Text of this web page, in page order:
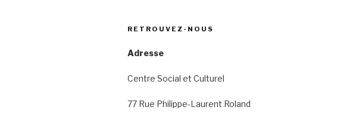
RETROUVEZ-NOUS
Adresse
Centre Social et Culturel
77 Rue Philippe-Laurent Roland